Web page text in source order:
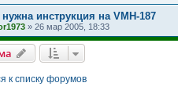
нужна инструкция на VMH-187
» 26 мар 2005, 18:33
к списку форумов